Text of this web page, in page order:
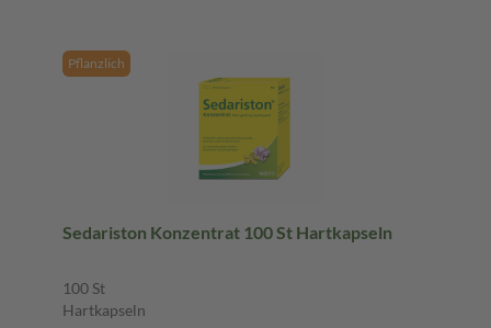
Pflanzlich
Sedariston Konzentrat 100 St Hartkapseln
100 St
Hartkapseln